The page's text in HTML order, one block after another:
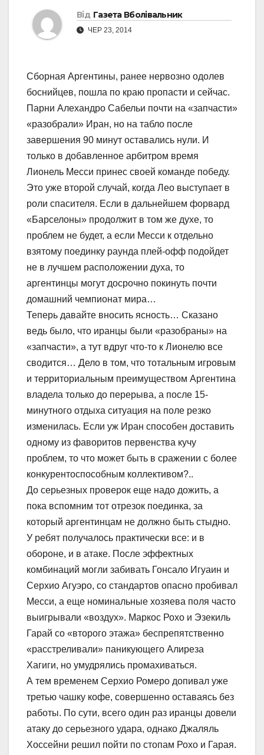
Від Газета Вболівальник
ЧЕР 23, 2014
Сборная Аргентины, ранее нервозно одолев
боснийцев, пошла по краю пропасти и сейчас.
Парни Алехандро Сабельи почти на «запчасти»
«разобрали» Иран, но на табло после
завершения 90 минут оставались нули. И
только в добавленное арбитром время
Лионель Месси принес своей команде победу.
Это уже второй случай, когда Лео выступает в
роли спасителя. Если в дальнейшем форвард
«Барселоны» продолжит в том же духе, то
проблем не будет, а если Месси к отдельно
взятому поединку раунда плей-офф подойдет
не в лучшем расположении духа, то
аргентинцы могут досрочно покинуть почти
домашний чемпионат мира…
Теперь давайте вносить ясность… Сказано
ведь было, что иранцы были «разобраны» на
«запчасти», а тут вдруг что-то к Лионелю все
сводится… Дело в том, что тотальным игровым
и территориальным преимуществом Аргентина
владела только до перерыва, а после 15-
минутного отдыха ситуация на поле резко
изменилась. Если уж Иран способен доставить
одному из фаворитов первенства кучу
проблем, то что может быть в сражении с более
конкурентоспособным коллективом?..
До серьезных проверок еще надо дожить, а
пока вспомним тот отрезок поединка, за
который аргентинцам не должно быть стыдно.
У ребят получалось практически все: и в
обороне, и в атаке. После эффектных
комбинаций могли забивать Гонсало Игуаин и
Серхио Агуэро, со стандартов опасно пробивал
Месси, а еще номинальные хозяева поля часто
выигрывали «воздух». Маркос Рохо и Эзекиль
Гарай со «второго этажа» беспрепятственно
«расстреливали» паникующего Алиреза
Хагиги, но умудрялись промахиваться.
А тем временем Серхио Ромеро допивал уже
третью чашку кофе, совершенно оставаясь без
работы. По сути, всего один раз иранцы довели
атаку до серьезного удара, однако Джаляль
Хоссейни решил пойти по стопам Рохо и Гарая.